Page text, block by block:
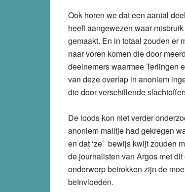
Ook horen we dat een aantal
heeft aangewezen waar
gemaakt. En in totaal zouden er
naar voren komen die door
deelnemers waarmee Terlingen
van deze overlap in anoniem
die door verschillende
De loods kon niet verder
anoniem mailtje had gekregen
en dat ‘ze’ bewijs kwijt zouden
de journalisten van Argos met
onderwerp betrokken zijn de
beïnvloeden.